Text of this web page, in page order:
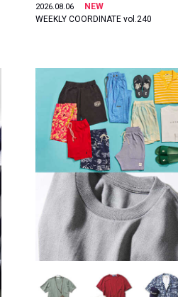
2026.08.06
NEW
WEEKLY COORDINATE vol.240